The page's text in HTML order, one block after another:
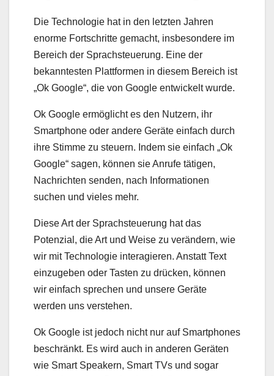
Die Technologie hat in den letzten Jahren
enorme Fortschritte gemacht, insbesondere im
Bereich der Sprachsteuerung. Eine der
bekanntesten Plattformen in diesem Bereich ist
„Ok Google“, die von Google entwickelt wurde.
Ok Google ermöglicht es den Nutzern, ihr
Smartphone oder andere Geräte einfach durch
ihre Stimme zu steuern. Indem sie einfach „Ok
Google“ sagen, können sie Anrufe tätigen,
Nachrichten senden, nach Informationen
suchen und vieles mehr.
Diese Art der Sprachsteuerung hat das
Potenzial, die Art und Weise zu verändern, wie
wir mit Technologie interagieren. Anstatt Text
einzugeben oder Tasten zu drücken, können
wir einfach sprechen und unsere Geräte
werden uns verstehen.
Ok Google ist jedoch nicht nur auf Smartphones
beschränkt. Es wird auch in anderen Geräten
wie Smart Speakern, Smart TVs und sogar